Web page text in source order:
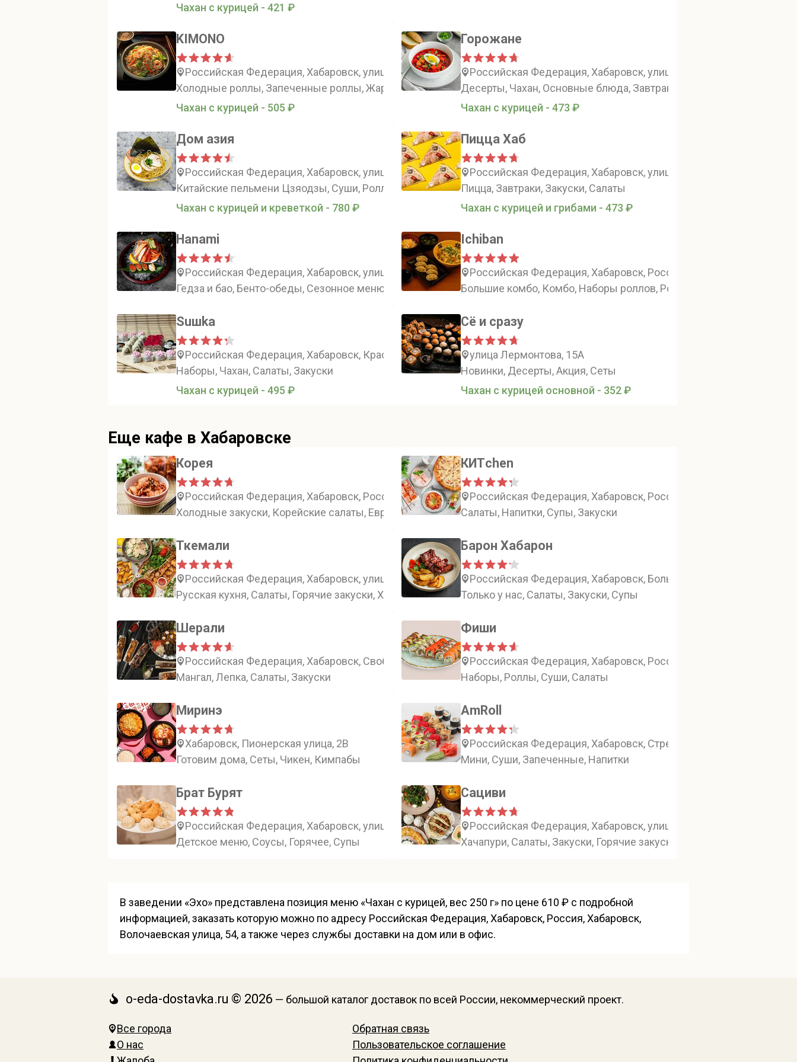
Чахан с курицей - 421 ₽
KIMONO
Российская Федерация, Хабаровск, улица Суворова, 30
Холодные роллы, Запеченные роллы, Жареные роллы, Наборы
Чахан с курицей - 505 ₽
Горожане
Российская Федерация, Хабаровск, улица Павловича, 5/3
Десерты, Чахан, Основные блюда, Завтрак
Чахан с курицей - 473 ₽
Дом азия
Российская Федерация, Хабаровск, улица Калинина, 72
Китайские пельмени Цзяодзы, Суши, Роллы, Китай
Чахан с курицей и креветкой - 780 ₽
Пицца Хаб
Российская Федерация, Хабаровск, улица Павловича, 5/3
Пицца, Завтраки, Закуски, Салаты
Чахан с курицей и грибами - 473 ₽
Hanami
Российская Федерация, Хабаровск, улица Тургенева, 68, подъезд 4
Гедза и бао, Бенто-обеды, Сезонное меню, Закуски
Ichiban
Российская Федерация, Хабаровск, Россия, Хабаровск,
Большие комбо, Комбо, Наборы роллов, Роллы
Suшka
Российская Федерация, Хабаровск, Краснореченская улица, 191
Наборы, Чахан, Салаты, Закуски
Чахан с курицей - 495 ₽
Сё и сразу
улица Лермонтова, 15А
Новинки, Десерты, Акция, Сеты
Чахан с курицей основной - 352 ₽
Еще кафе в Хабаровске
Корея
Российская Федерация, Хабаровск, Россия, Хабаровск, улица Карла Маркса, 74литБ1
Холодные закуски, Корейские салаты, Европейские салаты, Пельмени и чинпаны
КИТchen
Российская Федерация, Хабаровск, Россия, Хабаровск,
Салаты, Напитки, Супы, Закуски
Ткемали
Российская Федерация, Хабаровск, улица Льва Толстого, 19
Русская кухня, Салаты, Горячие закуски, Хинкали
Барон Хабарон
Российская Федерация, Хабаровск, Большая улица, 88
Только у нас, Салаты, Закуски, Супы
Шерали
Российская Федерация, Хабаровск, Свободный переулок, 11
Мангал, Лепка, Салаты, Закуски
Фиши
Российская Федерация, Хабаровск, Россия, Хабаровск,
Наборы, Роллы, Суши, Салаты
Миринэ
Хабаровск, Пионерская улица, 2В
Готовим дома, Сеты, Чикен, Кимпабы
AmRoll
Российская Федерация, Хабаровск, Стрельникова, 10/2
Мини, Суши, Запеченные, Напитки
Брат Бурят
Российская Федерация, Хабаровск, улица Ленина, 38А
Детское меню, Соусы, Горячее, Супы
Сациви
Российская Федерация, Хабаровск, улица Фрунзе, 53
Хачапури, Салаты, Закуски, Горячие закуски
В заведении «Эхо» представлена позиция меню «Чахан с курицей, вес 250 г» по цене 610 ₽ с подробной
информацией, заказать которую можно по адресу Российская Федерация, Хабаровск, Россия, Хабаровск,
Волочаевская улица, 54, а также через службы доставки на дом или в офис.
o-eda-dostavka.ru © 2026 — большой каталог доставок по всей России, некоммерческий проект.
Все города
О нас
Обратная связь
Пользовательское соглашение